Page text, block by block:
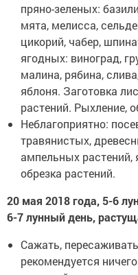
пряно-зеленых:
мята, мелисса,
цикорий, чабер,
ягодных: виноград,
малина, рябина,
яблоня. Заготовка
растений. Рыхление,
Неблагоприятно:
травянистых,
ампельных
обрезка растений.
20 мая 2018 года, 5-6
6-7 лунный день,
Сажать,
рекомендуется